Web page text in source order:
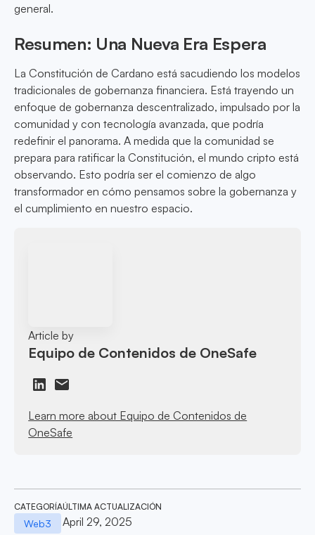
general.
Resumen: Una Nueva Era Espera
La Constitución de Cardano está sacudiendo los modelos
tradicionales de gobernanza financiera. Está trayendo un
enfoque de gobernanza descentralizado, impulsado por la
comunidad y con tecnología avanzada, que podría
redefinir el panorama. A medida que la comunidad se
prepara para ratificar la Constitución, el mundo cripto está
observando. Esto podría ser el comienzo de algo
transformador en cómo pensamos sobre la gobernanza y
el cumplimiento en nuestro espacio.
Article by
Equipo de Contenidos de OneSafe
Learn more about Equipo de Contenidos de
OneSafe
CATEGORÍA
Web3
ÚLTIMA ACTUALIZACIÓN
April 29, 2025